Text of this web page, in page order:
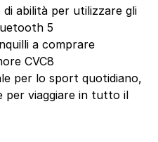
abilità per utilizzare gli
5
a comprare
CVC8
per lo sport quotidiano,
per viaggiare in tutto il